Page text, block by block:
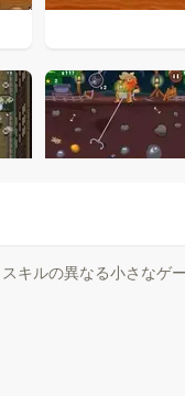
キルの異なる小さなゲ